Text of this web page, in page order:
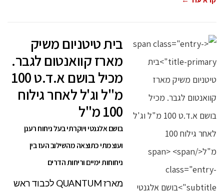
בית טיטניום משיק
מארז קוואנטום לגבר.
מכיל בושם א.ד.ט 100
מ"ל וג'ל לאחר גילוח
100 מ"ל
בושם אלגנטי ויוקרתי בעל ניחוח רענן
ועוצמתי כתוצאה מהשילוב העז בין
ניחוחות ימיים וריחות הדרים
מארז QUANTUM לכבוד ראש